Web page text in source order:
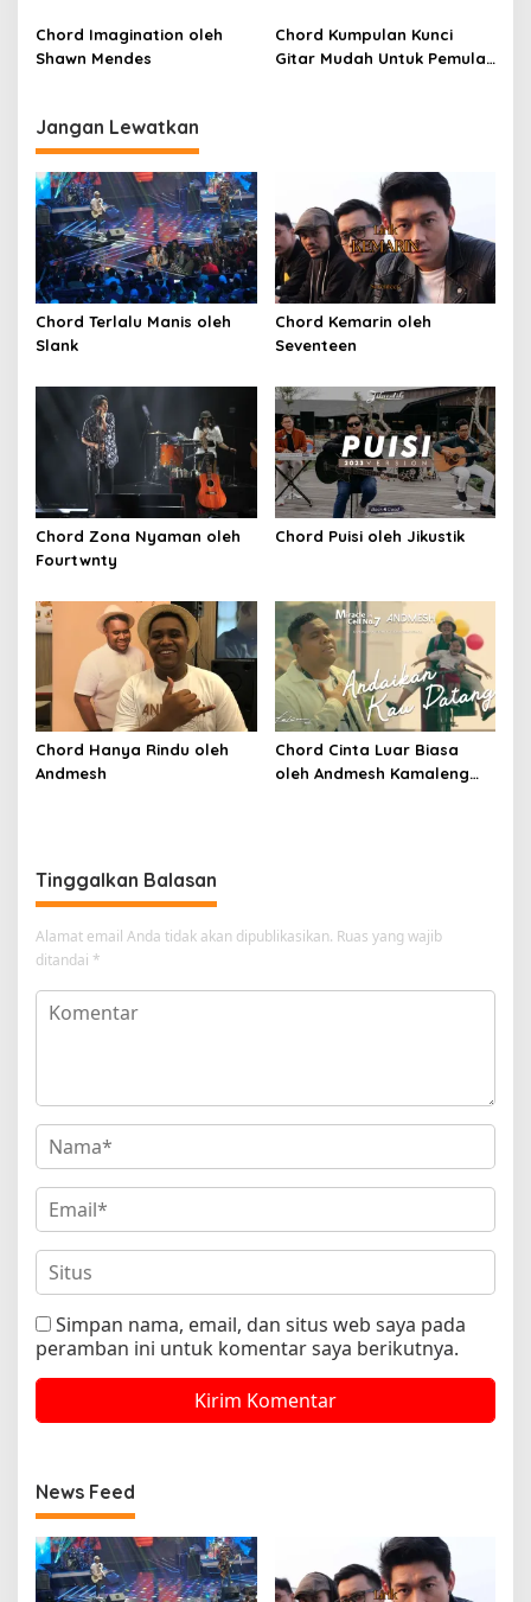
SKA)
Chord Imagination oleh
Shawn Mendes
Chord Kumpulan Kunci
Gitar Mudah Untuk Pemula
Jangan Lewatkan
Chord Terlalu Manis oleh
Slank
Chord Kemarin oleh
Seventeen
Chord Zona Nyaman oleh
Fourtwnty
Chord Puisi oleh Jikustik
Chord Hanya Rindu oleh
Andmesh
Chord Cinta Luar Biasa
oleh Andmesh Kamaleng
Tinggalkan Balasan
Alamat email Anda tidak akan dipublikasikan. Ruas yang wajib
ditandai *
Simpan nama, email, dan situs web saya pada
peramban ini untuk komentar saya berikutnya.
News Feed